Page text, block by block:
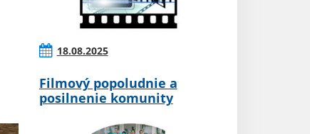
18.08.2025
Filmový popoludnie a
posilnenie komunity